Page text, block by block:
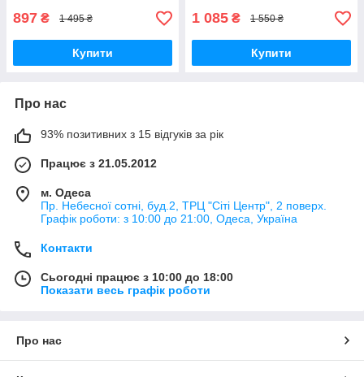
897 ₴ 1 495 ₴
Купити
1 085 ₴ 1 550 ₴
Купити
Про нас
93% позитивних з 15 відгуків за рік
Працює з 21.05.2012
м. Одеса
Пр. Небесної сотні, буд.2, ТРЦ "Сіті Центр", 2 поверх.
Графік роботи: з 10:00 до 21:00, Одеса, Україна
Контакти
Сьогодні працює з 10:00 до 18:00
Показати весь графік роботи
Про нас